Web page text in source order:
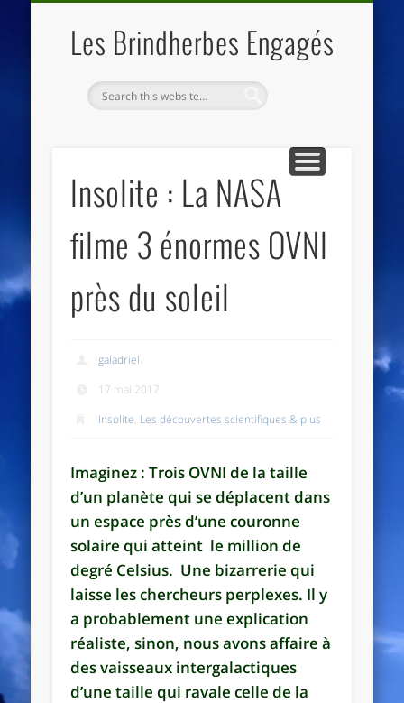
Les Brindherbes Engagés
Insolite : La NASA
filme 3 énormes OVNI
près du soleil
galadriel
17 mai 2017
Insolite, Les découvertes scientifiques & plus
Imaginez : Trois OVNI de la taille
d’un planète qui se déplacent dans
un espace près d’une couronne
solaire qui atteint le million de
degré Celsius. Une bizarrerie qui
laisse les chercheurs perplexes. Il y
a probablement une explication
réaliste, sinon, nous avons affaire à
des vaisseaux intergalactiques
d’une taille qui ravale celle de la